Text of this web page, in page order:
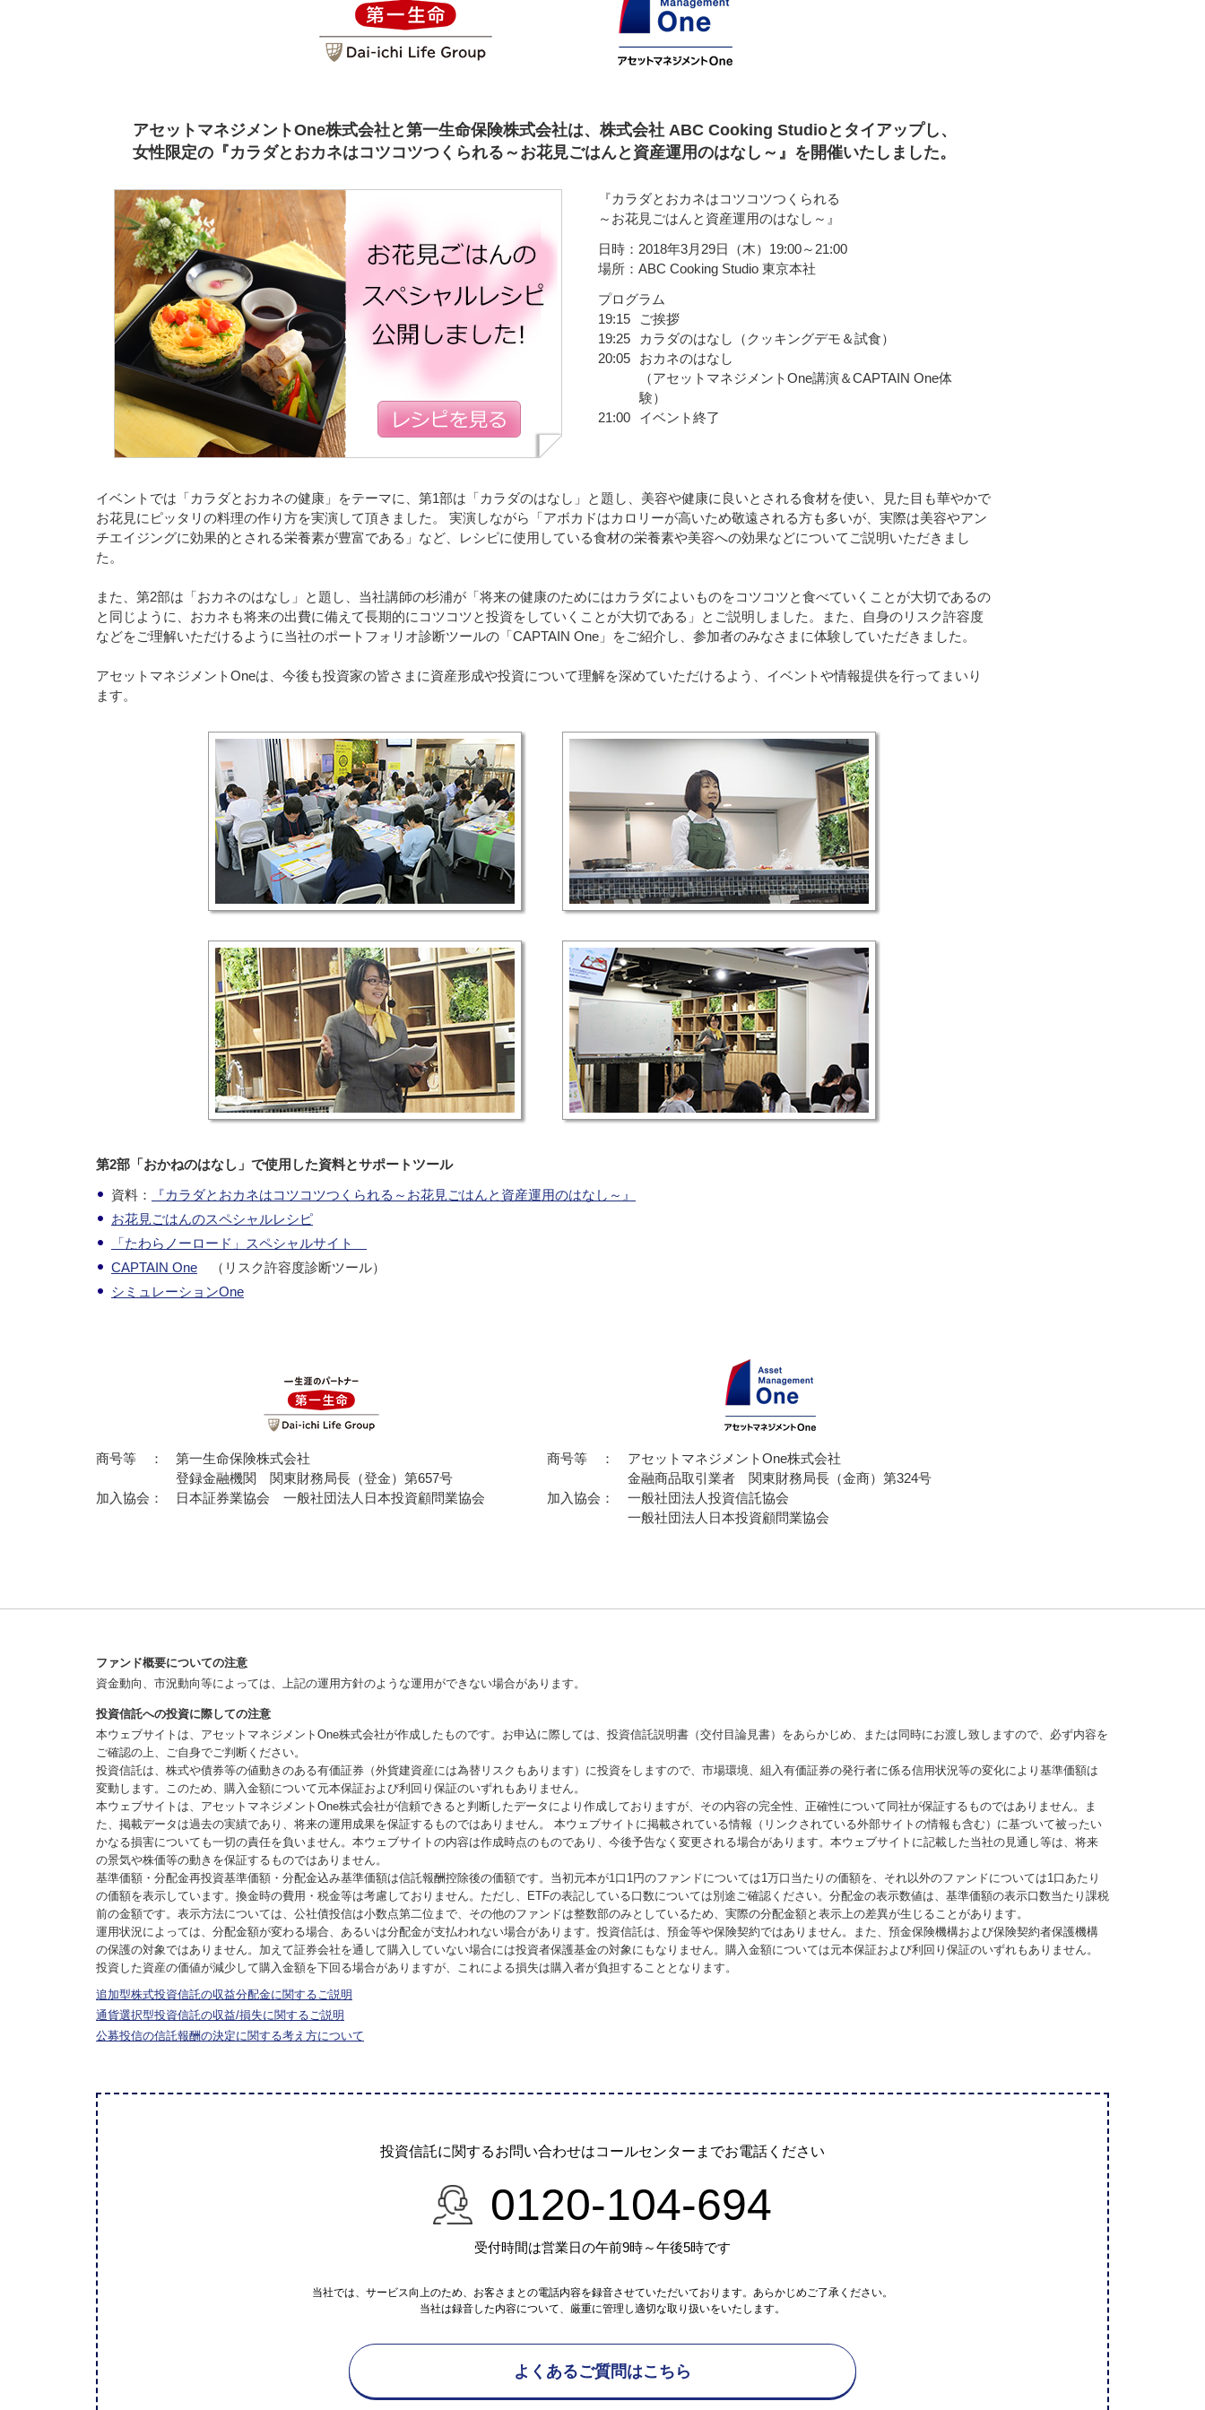
アセットマネジメントOne株式会社と第一生命保険株式会社は、株式会社 ABC Cooking Studioとタイアップし、
女性限定の『カラダとおカネはコツコツつくられる～お花見ごはんと資産運用のはなし～』を開催いたしました。
『カラダとおカネはコツコツつくられる
～お花見ごはんと資産運用のはなし～』
日時：2018年3月29日（木）19:00～21:00
場所：ABC Cooking Studio 東京本社
プログラム
19:15
ご挨拶
19:25
カラダのはなし（クッキングデモ＆試食）
20:05
おカネのはなし
（アセットマネジメントOne講演＆CAPTAIN One体
験）
21:00
イベント終了
イベントでは「カラダとおカネの健康」をテーマに、第1部は「カラダのはなし」と題し、美容や健康に良いとされる食材を使い、見た目も華やかで
お花見にピッタリの料理の作り方を実演して頂きました。 実演しながら「アボカドはカロリーが高いため敬遠される方も多いが、実際は美容やアン
チエイジングに効果的とされる栄養素が豊富である」など、レシピに使用している食材の栄養素や美容への効果などについてご説明いただきまし
た。
また、第2部は「おカネのはなし」と題し、当社講師の杉浦が「将来の健康のためにはカラダによいものをコツコツと食べていくことが大切であるの
と同じように、おカネも将来の出費に備えて長期的にコツコツと投資をしていくことが大切である」とご説明しました。また、自身のリスク許容度
などをご理解いただけるように当社のポートフォリオ診断ツールの「CAPTAIN One」をご紹介し、参加者のみなさまに体験していただきました。
アセットマネジメントOneは、今後も投資家の皆さまに資産形成や投資について理解を深めていただけるよう、イベントや情報提供を行ってまいり
ます。
第2部「おかねのはなし」で使用した資料とサポートツール
資料：
『カラダとおカネはコツコツつくられる～お花見ごはんと資産運用のはなし～』
お花見ごはんのスペシャルレシピ
「たわらノーロード」スペシャルサイト
CAPTAIN One （リスク許容度診断ツール）
シミュレーションOne
商号等 ：
第一生命保険株式会社
登録金融機関 関東財務局長（登金）第657号
商号等 ：
アセットマネジメントOne株式会社
金融商品取引業者 関東財務局長（金商）第324号
加入協会：
日本証券業協会 一般社団法人日本投資顧問業協会 加入協会：
一般社団法人投資信託協会
一般社団法人日本投資顧問業協会
ファンド概要についての注意
資金動向、市況動向等によっては、上記の運用方針のような運用ができない場合があります。
投資信託への投資に際しての注意
本ウェブサイトは、アセットマネジメントOne株式会社が作成したものです。お申込に際しては、投資信託説明書（交付目論見書）をあらかじめ、または同時にお渡し致しますので、必ず内容を
ご確認の上、ご自身でご判断ください。
投資信託は、株式や債券等の値動きのある有価証券（外貨建資産には為替リスクもあります）に投資をしますので、市場環境、組入有価証券の発行者に係る信用状況等の変化により基準価額は
変動します。このため、購入金額について元本保証および利回り保証のいずれもありません。
本ウェブサイトは、アセットマネジメントOne株式会社が信頼できると判断したデータにより作成しておりますが、その内容の完全性、正確性について同社が保証するものではありません。ま
た、掲載データは過去の実績であり、将来の運用成果を保証するものではありません。 本ウェブサイトに掲載されている情報（リンクされている外部サイトの情報も含む）に基づいて被ったい
かなる損害についても一切の責任を負いません。本ウェブサイトの内容は作成時点のものであり、今後予告なく変更される場合があります。本ウェブサイトに記載した当社の見通し等は、将来
の景気や株価等の動きを保証するものではありません。
基準価額・分配金再投資基準価額・分配金込み基準価額は信託報酬控除後の価額です。当初元本が1口1円のファンドについては1万口当たりの価額を、それ以外のファンドについては1口あたり
の価額を表示しています。換金時の費用・税金等は考慮しておりません。ただし、ETFの表記している口数については別途ご確認ください。分配金の表示数値は、基準価額の表示口数当たり課税
前の金額です。表示方法については、公社債投信は小数点第二位まで、その他のファンドは整数部のみとしているため、実際の分配金額と表示上の差異が生じることがあります。
運用状況によっては、分配金額が変わる場合、あるいは分配金が支払われない場合があります。投資信託は、預金等や保険契約ではありません。また、預金保険機構および保険契約者保護機構
の保護の対象ではありません。加えて証券会社を通して購入していない場合には投資者保護基金の対象にもなりません。購入金額については元本保証および利回り保証のいずれもありません。
投資した資産の価値が減少して購入金額を下回る場合がありますが、これによる損失は購入者が負担することとなります。
追加型株式投資信託の収益分配金に関するご説明
通貨選択型投資信託の収益/損失に関するご説明
公募投信の信託報酬の決定に関する考え方について
投資信託に関するお問い合わせはコールセンターまでお電話ください
0120-104-694
受付時間は営業日の午前9時～午後5時です
当社では、サービス向上のため、お客さまとの電話内容を録音させていただいております。あらかじめご了承ください。
当社は録音した内容について、厳重に管理し適切な取り扱いをいたします。
よくあるご質問はこちら